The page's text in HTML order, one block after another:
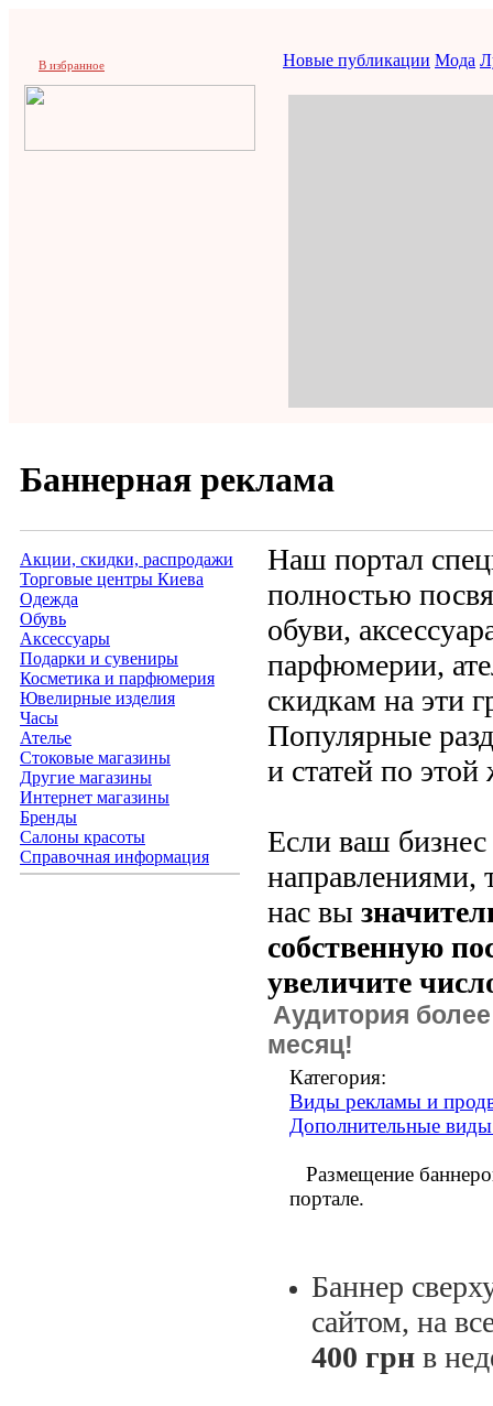
В избранное Новые публикации Мода
Баннерная реклама
Акции, скидки, распродажи
Торговые центры Киева
Одежда
Обувь
Аксессуары
Подарки и сувениры
Косметика и парфюмерия
Ювелирные изделия
Часы
Ателье
Стоковые магазины
Другие магазины
Интернет магазины
Бренды
Салоны красоты
Справочная информация
Наш портал
полностью
обуви,
парфюмерии,
скидкам на эти
Популярные
и статей по этой
Если ваш бизнес
направлениями,
нас вы
собственную
увеличите
Аудитория
месяц!
Категория:
Виды рекламы и
Дополнительные
Размещение
портале.
Баннер
сайтом, на
400 грн в